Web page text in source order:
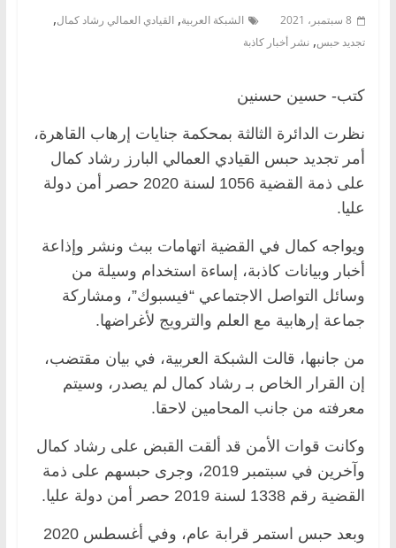
8 سبتمبر، 2021 الشبكة العربية, القيادي العمالي رشاد كمال,
تجديد حبس, نشر أخبار كاذبة
كتب- حسين حسنين
نظرت الدائرة الثالثة بمحكمة جنايات إرهاب القاهرة،
أمر تجديد حبس القيادي العمالي البارز رشاد كمال
على ذمة القضية 1056 لسنة 2020 حصر أمن دولة
عليا.
ويواجه كمال في القضية اتهامات ببث ونشر وإذاعة
أخبار وبيانات كاذبة، إساءة استخدام وسيلة من
وسائل التواصل الاجتماعي “فيسبوك”، ومشاركة
جماعة إرهابية مع العلم والترويج لأغراضها.
من جانبها، قالت الشبكة العربية، في بيان مقتضب،
إن القرار الخاص بـ رشاد كمال لم يصدر، وسيتم
معرفته من جانب المحامين لاحقا.
وكانت قوات الأمن قد ألقت القبض على رشاد كمال
وآخرين في سبتمبر 2019، وجرى حبسهم على ذمة
القضية رقم 1338 لسنة 2019 حصر أمن دولة عليا.
وبعد حبس استمر قرابة عام، وفي أغسطس 2020